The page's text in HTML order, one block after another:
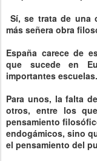
Sí, se trata de una
más señera obra
España carece de
que sucede en
importantes
Para unos, la falta
otros, entre los
pensamiento
endogámicos, sino
el pensamiento del